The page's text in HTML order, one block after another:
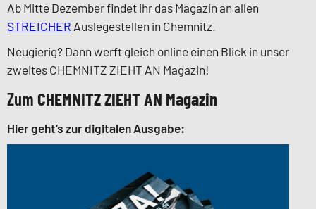
Ab Mitte Dezember findet ihr das Magazin an allen
STREICHER Auslegestellen in Chemnitz.
Neugierig? Dann werft gleich online einen Blick in unser
zweites CHEMNITZ ZIEHT AN Magazin!
Zum CHEMNITZ ZIEHT AN Magazin
Hier geht’s zur digitalen Ausgabe: